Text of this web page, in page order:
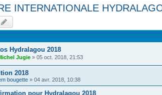
INTERNATIONALE
Hydralagou 2018
Jugie » 05 oct. 2018, 21:53
2018
bougette » 04 avr. 2018, 10:38
pour Hydralagou 2018